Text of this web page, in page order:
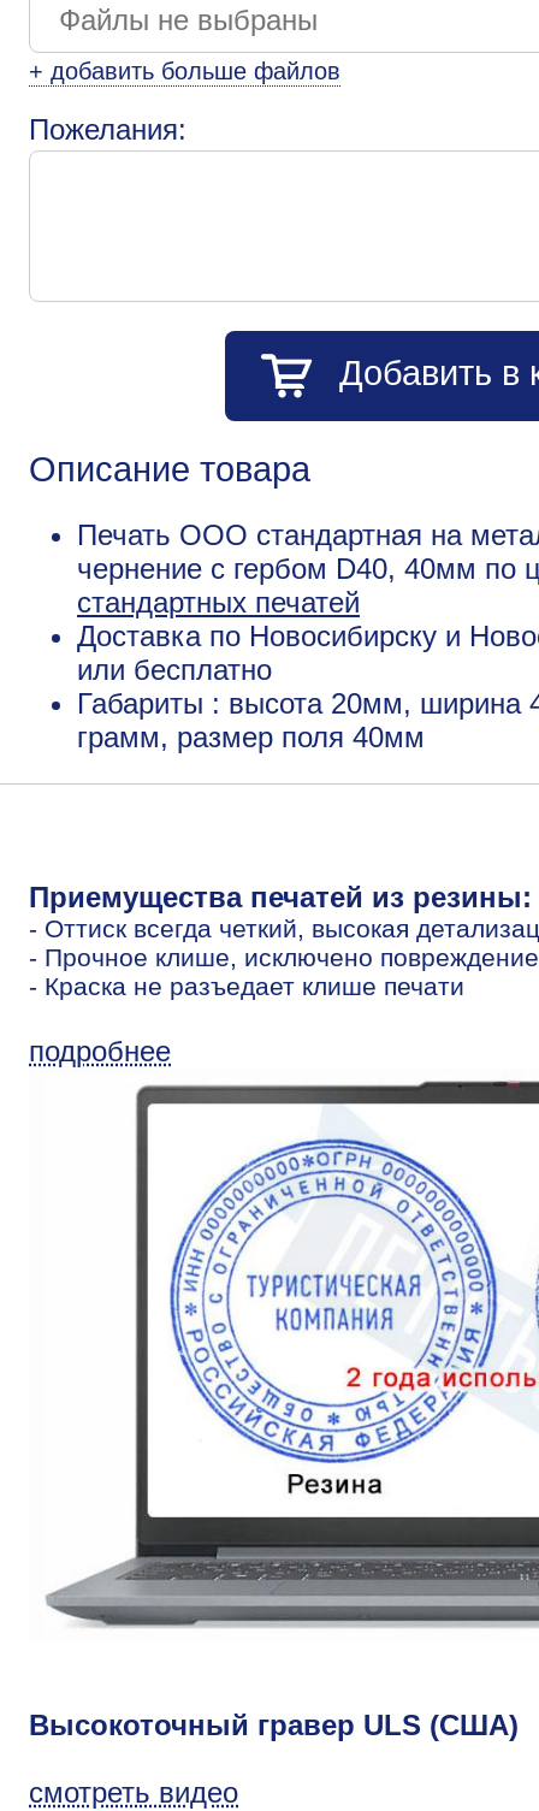
+ добавить больше файлов
Пожелания:
Добавить в
Описание товара
Печать ООО стандартная на
чернение с гербом D40, 40мм по
стандартных печатей
Доставка по Новосибирску и
или бесплатно
Габариты : высота 20мм, ширина
грамм, размер поля 40мм
Приемущества печатей из резины:
- Оттиск всегда четкий, высокая
- Прочное клише, исключено
- Краска не разъедает клише печати
подробнее
Высокоточный гравер ULS (США)
смотреть видео